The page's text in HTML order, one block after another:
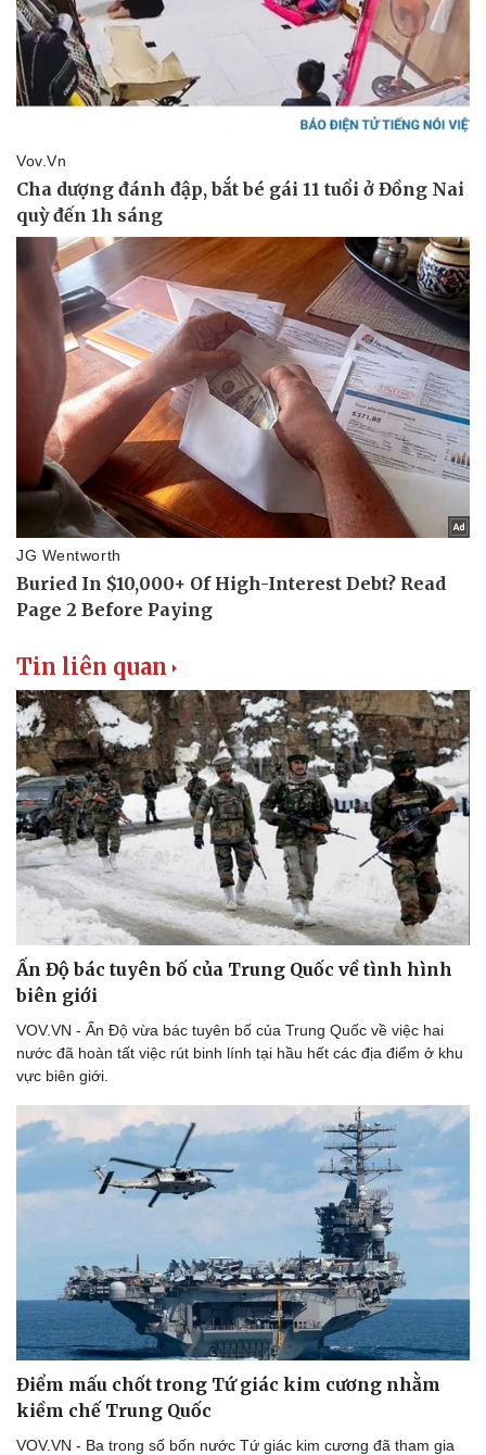
Doanh nghiệp
Doanh nghiệp 24h
Vì cộng đồng
Công nghệ
Sành điệu
Trải nghiệm
Chuyển đổi số
Tin liên quan
Ấn Độ bác tuyên bố của Trung Quốc về tình hình
biên giới
VOV.VN - Ấn Độ vừa bác tuyên bố của Trung Quốc về việc hai
nước đã hoàn tất việc rút binh lính tại hầu hết các địa điểm ở khu
vực biên giới.
Điểm mấu chốt trong Tứ giác kim cương nhằm
kiềm chế Trung Quốc
VOV.VN - Ba trong số bốn nước Tứ giác kim cương đã tham gia